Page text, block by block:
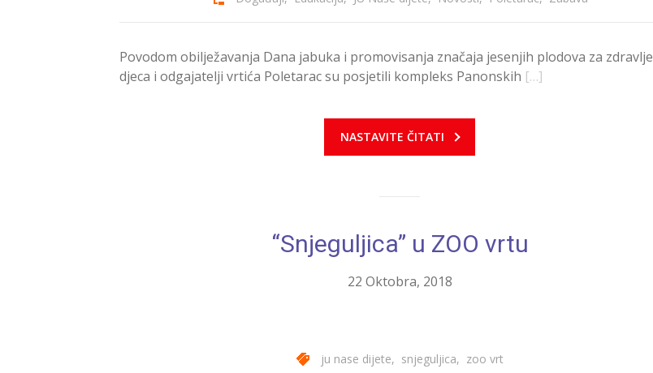
Povodom obilježavanja Dana jabuka i promovisanja značaja jesenjih plodova za zdravlje
djeca i odgajatelji vrtića Poletarac su posjetili kompleks Panonskih […]
NASTAVITE ČITATI
“Snjeguljica” u ZOO vrtu
22 Oktobra, 2018
ju nase dijete, snjeguljica, zoo vrt